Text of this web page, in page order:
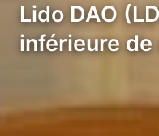
Lido DAO
inférieure